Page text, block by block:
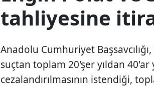
tahliyesine
Anadolu Cumhuriyet
suçtan toplam 20'şer yıldan 40'ar
cezalandırılmasının istendiği,